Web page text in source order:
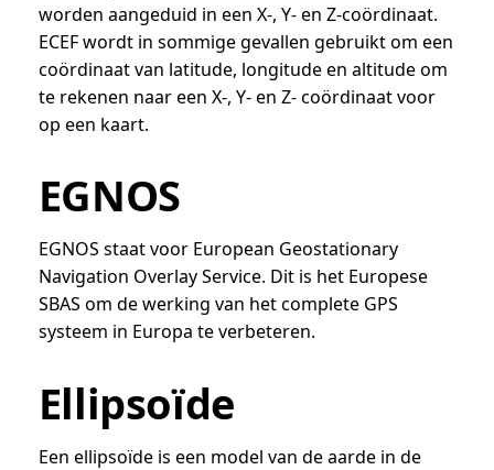
worden aangeduid in een X-, Y- en Z-coördinaat.
ECEF wordt in sommige gevallen gebruikt om een
coördinaat van latitude, longitude en altitude om
te rekenen naar een X-, Y- en Z- coördinaat voor
op een kaart.
EGNOS
EGNOS staat voor European Geostationary
Navigation Overlay Service. Dit is het Europese
SBAS om de werking van het complete GPS
systeem in Europa te verbeteren.
Ellipsoïde
Een ellipsoïde is een model van de aarde in de